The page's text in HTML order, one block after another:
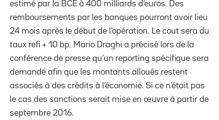
estimé par la BCE à 400 milliards d’euros. Des
remboursements par les banques pourront avoir lieu
24 mois après le début de l’opération. Le cout sera du
taux refi + 10 bp. Mario Draghi a précisé lors de la
conférence de presse qu’un reporting spécifique sera
demandé afin que les montants alloués restent
associés à des crédits à l’économie. Si ce n’était pas
le cas des sanctions serait mise en œuvre à partir de
septembre 2016.